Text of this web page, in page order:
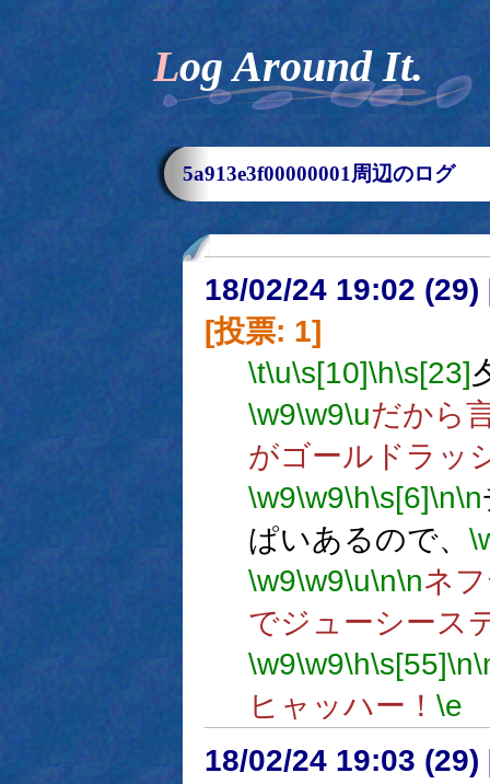
Log Around It.
5a913e3f00000001周辺のログ
18/02/24 19:02 (29)
[投票: 1]
\t\u\s[10]\h\s[23]
\w9\w9\uだから
がゴールドラッ
\w9\w9\h\s[6]\n\n
ぱいあるので、
\w9\w9\u\n\nネ
でジューシース
\w9\w9\h\s[55]\n
ヒャッハー！ \e
18/02/24 19:03 (29)